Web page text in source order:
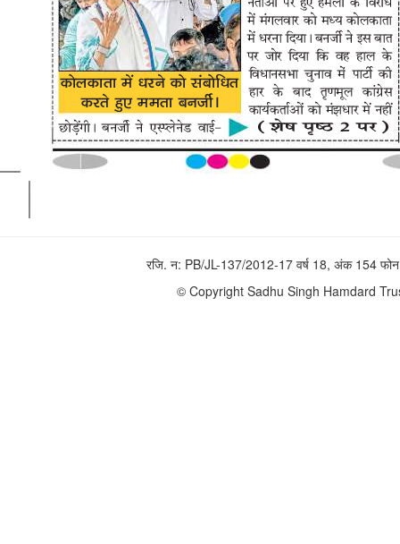
रजि. न: PB/JL-137/2012-17 वर्ष 18, अंक 154
© Copyright Sadhu Singh Hamdard